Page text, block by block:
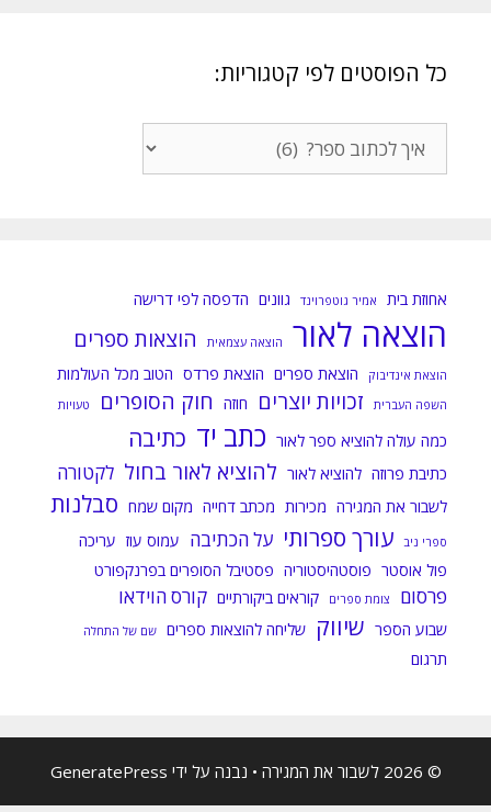
כל הפוסטים לפי קטגוריות:
הפוסטים
אחוזת בית אמיר גוטפרוינד גוונים הדפסה לפי דרישה
הוצאה לאור הוצאה עצמאית הוצאות ספרים
הוצאת אינדיבוק הוצאת ספרים הוצאת פרדס הטוב מכל העולמות
השפה העברית זכויות יוצרים חוזה חוק הסופרים טעויות
כמה עולה להוציא ספר לאור כתב יד כתיבה
כתיבת פרוזה להוציא לאור להוציא לאור בחול לקטורה
לשבור את המגירה מכירות מכתב דחייה מקום שמח סבלנות
ספרי ניב עורך ספרותי על הכתיבה עמוס עוז עריכה
פול אוסטר פוסטהיסטוריה פסטיבל הסופרים בפרנקפורט
פרסום צומת ספרים קוראים ביקורתיים קורס הוידאו
שבוע הספר שיווק שליחה להוצאות ספרים שם של התחלה
תרגום
© 2026 לשבור את המגירה • נבנה על ידי GeneratePress